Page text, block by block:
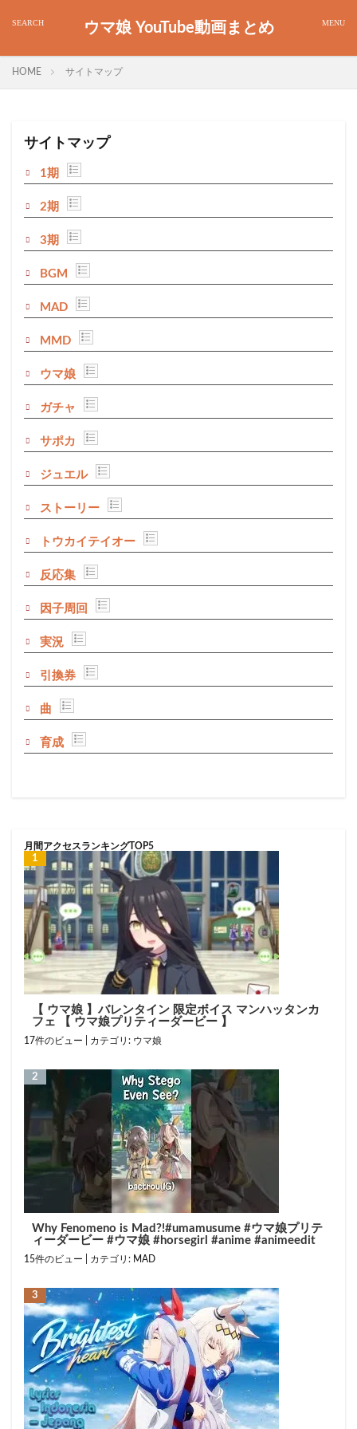
ウマ娘 YouTube動画まとめ
HOME サイトマップ
サイトマップ
1期
2期
3期
BGM
MAD
MMD
ウマ娘
ガチャ
サポカ
ジュエル
ストーリー
トウカイテイオー
反応集
因子周回
実況
引換券
曲
育成
月間アクセスランキングTOP5
【 ウマ娘 】バレンタイン 限定ボイス マンハッタンカ
フェ 【 ウマ娘プリティーダービー 】
17件のビュー カテゴリ: ウマ娘
Why Fenomeno is Mad?!#umamusume #ウマ娘プリテ
ィーダービー #ウマ娘 #horsegirl #anime #animeedit
15件のビュー カテゴリ: MAD